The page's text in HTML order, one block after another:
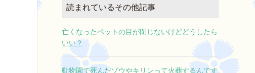
待っている間、ずっと抱きしめ
時間がやって来ました。
そして
僕の話を自ら聞いてくださいました。
ちでおりましたが、スタッフ様の火葬
日記を拝読させていただいたおかげ
で、ミルキーとの思い出がよみがえ
り、たくさん泣く事で、心の中の氷が
溶けるような、、、うまく言い表せな
いのですが、とにかく心が助けられま
した。
読まれているその他記事
亡くなったペットの目が閉じないけどどうしたら
いい？
動物園で死んだゾウやキリンって火葬するんです